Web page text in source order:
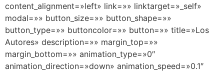
content_alignment=»left» link=»» linktarget=»_self»
modal=»» button_size=»» button_shape=»»
button_type=»» buttoncolor=»» button=»» title=»Los
Autores» description=»» margin_top=»»
margin_bottom=»» animation_type=»0″
animation_direction=»down» animation_speed=»0.1″